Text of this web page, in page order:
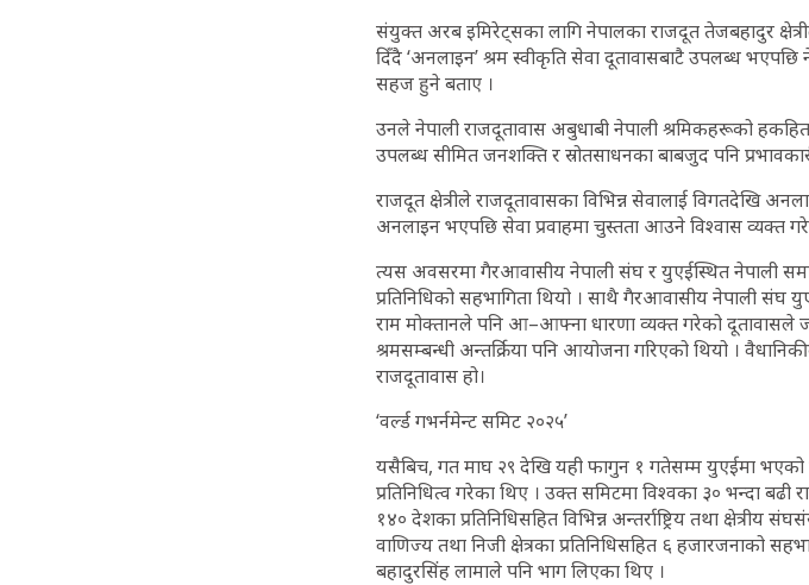
संयुक्त अरब इमिरेट्सका लागि नेपालका राजदूत तेजबहादुर
दिँदै ‘अनलाइन’ श्रम स्वीकृति सेवा दूतावासबाटै उपलब्ध
सहज हुने बताए ।
उनले नेपाली राजदूतावास अबुधाबी नेपाली श्रमिकहरूको
उपलब्ध सीमित जनशक्ति र स्रोतसाधनका बाबजुद पनि
राजदूत क्षेत्रीले राजदूतावासका विभिन्न सेवालाई विगतदेखि
अनलाइन भएपछि सेवा प्रवाहमा चुस्तता आउने विश्वास व्यक्त
त्यस अवसरमा गैरआवासीय नेपाली संघ र युएईस्थित नेपाली
प्रतिनिधिको सहभागिता थियो । साथै गैरआवासीय नेपाली
राम मोक्तानले पनि आ–आफ्ना धारणा व्यक्त गरेको दूतावासले
श्रमसम्बन्धी अन्तर्क्रिया पनि आयोजना गरिएको थियो ।
राजदूतावास हो।
‘वर्ल्ड गभर्नमेन्ट समिट २०२५’
यसैबिच, गत माघ २९ देखि यही फागुन १ गतेसम्म युएईमा भएको
प्रतिनिधित्व गरेका थिए । उक्त समिटमा विश्वका ३० भन्दा
१४० देशका प्रतिनिधिसहित विभिन्न अन्तर्राष्ट्रिय तथा क्षेत्रीय
वाणिज्य तथा निजी क्षेत्रका प्रतिनिधिसहित ६ हजारजनाको
बहादुरसिंह लामाले पनि भाग लिएका थिए ।